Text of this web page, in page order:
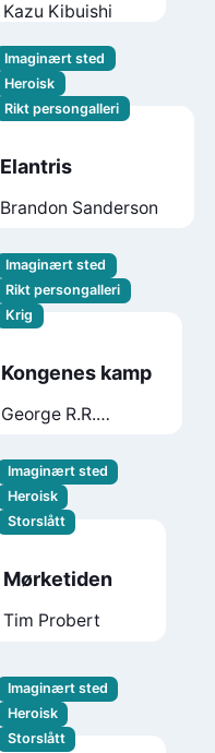
Kazu Kibuishi
Imaginært sted
Heroisk
Rikt persongalleri
Elantris
Brandon Sanderson
Imaginært sted
Rikt persongalleri
Krig
Kongenes kamp
George R.R.
Imaginært sted
Heroisk
Storslått
Mørketiden
Tim Probert
Imaginært sted
Heroisk
Storslått